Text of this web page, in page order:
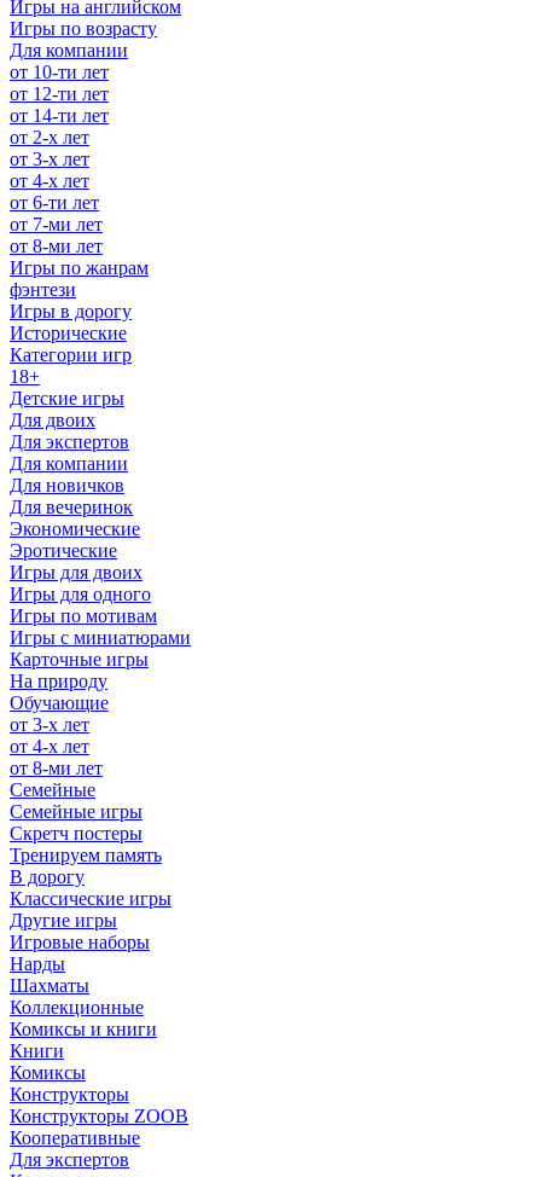
Игры на английском
Игры по возрасту
Для компании
от 10-ти лет
от 12-ти лет
от 14-ти лет
от 2-х лет
от 3-х лет
от 4-х лет
от 6-ти лет
от 7-ми лет
от 8-ми лет
Игры по жанрам
фэнтези
Игры в дорогу
Исторические
Категории игр
18+
Детские игры
Для двоих
Для экспертов
Для компании
Для новичков
Для вечеринок
Экономические
Эротические
Игры для двоих
Игры для одного
Игры по мотивам
Игры с миниатюрами
Карточные игры
На природу
Обучающие
от 3-х лет
от 4-х лет
от 8-ми лет
Семейные
Семейные игры
Скретч постеры
Тренируем память
В дорогу
Классические игры
Другие игры
Игровые наборы
Нарды
Шахматы
Коллекционные
Комиксы и книги
Книги
Комиксы
Конструкторы
Конструкторы ZOOB
Кооперативные
Для экспертов